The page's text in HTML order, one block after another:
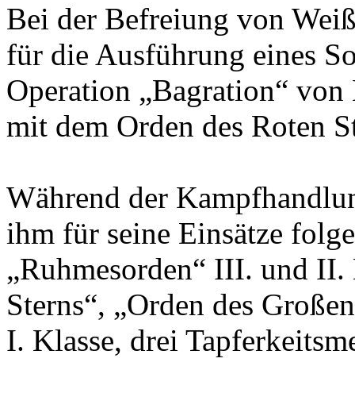
Bei der Befreiung von
für die Ausführung eines
Operation „Bagration“
mit dem Orden des Roten
Während der
ihm für seine Einsätze
„Ruhmesorden“ III. und II.
Sterns“, „Orden des
I. Klasse, drei